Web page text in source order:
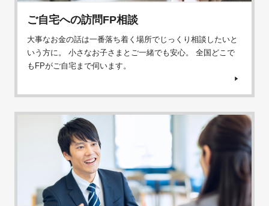
ご自宅への訪問FP相談
大事なお金の話は一番落ち着く場所でじっくり相談したいと
いう方に。 小さなお子さまとご一緒でも安心。 全国どこで
もFPがご自宅まで伺います。